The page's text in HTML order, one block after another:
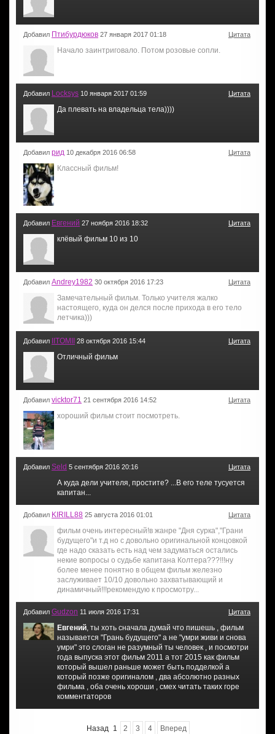
Добавил Птибурдюков 27 января 2017 01:18 Цитата
Начало заинтриговало. Потом розовые сопли.
Добавил Locksys 10 января 2017 01:59 Цитата
Да плевать на владельца тела))))
Добавил рид 10 декабря 2016 06:58 Цитата
Классный фильм!
Добавил Евгений 27 ноября 2016 18:32 Цитата
клёвый фильм 10 из 10
Добавил Andrey1982 30 октября 2016 17:23 Цитата
Замечательный фильм. Только учителя жалко
настоящего, куда он делся после прихода в его тело
летчика)))
Добавил IITOMII 28 октября 2016 15:44 Цитата
Отличный фильм
Добавил vicktor71 21 сентября 2016 14:52 Цитата
хороший фильм стоит посмотреть.
Добавил Seld 5 сентября 2016 20:16 Цитата
А куда дели учителя, простите? ...В его теле тусуется
капитан...
Добавил KIRILL88 25 августа 2016 01:01 Цитата
фильм очень интересный!в жанре "Дня сурка","Грани
будущего"и т.д но с довольно оригинальной концовкой
где надо сказать есть над чем задуматься остались
некие вопросы о судьбе капитана Колтера???!!!ну
более менее понятно в общем фильм железно
заслуживает 10/10 довольно захватывающий и
динамичный!!!рекомендую к просмотру...
Добавил Gudzon 11 июля 2016 17:31 Цитата
Евгений, ты хоть сначала думай что пишешь , фильм
называется "Грань будущего" а не "умри живи и снова
умри" это слоган не разумный ты человек , и посмотри
года выпуска этот фильм 2011 а тот 2015 как фильм
который вышел раньше может быть подделкой а
который позже оригиналом , два абсолютно разных
фильма , оба очень хороши , смех читать таких горе
комментаторов
Назад 1 2 3 4 Вперед